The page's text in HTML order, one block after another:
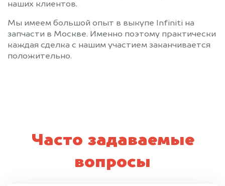
наших клиентов.
Мы имеем большой опыт в выкупе Infiniti на
запчасти в Москве. Именно поэтому практически
каждая сделка с нашим участием заканчивается
положительно.
Часто задаваемые
вопросы